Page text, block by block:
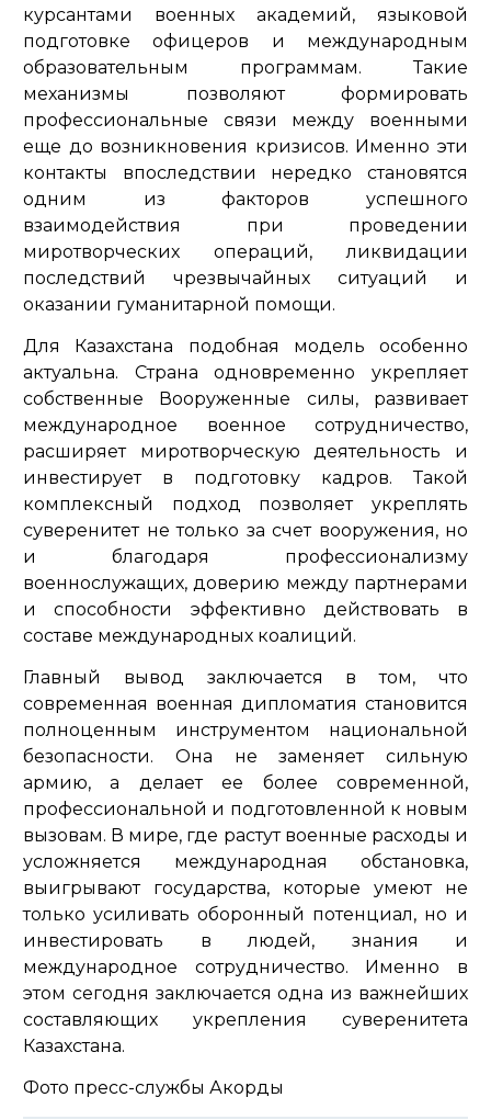
курсантами военных академий, языковой
подготовке офицеров и международным
образовательным программам. Такие
механизмы позволяют формировать
профессиональные связи между военными
еще до возникновения кризисов. Именно эти
контакты впоследствии нередко становятся
одним из факторов успешного
взаимодействия при проведении
миротворческих операций, ликвидации
последствий чрезвычайных ситуаций и
оказании гуманитарной помощи.
Для Казахстана подобная модель особенно
актуальна. Страна одновременно укрепляет
собственные Вооруженные силы, развивает
международное военное сотрудничество,
расширяет миротворческую деятельность и
инвестирует в подготовку кадров. Такой
комплексный подход позволяет укреплять
суверенитет не только за счет вооружения, но
и благодаря профессионализму
военнослужащих, доверию между партнерами
и способности эффективно действовать в
составе международных коалиций.
Главный вывод заключается в том, что
современная военная дипломатия становится
полноценным инструментом национальной
безопасности. Она не заменяет сильную
армию, а делает ее более современной,
профессиональной и подготовленной к новым
вызовам. В мире, где растут военные расходы и
усложняется международная обстановка,
выигрывают государства, которые умеют не
только усиливать оборонный потенциал, но и
инвестировать в людей, знания и
международное сотрудничество. Именно в
этом сегодня заключается одна из важнейших
составляющих укрепления суверенитета
Казахстана.
Фото пресс-службы Акорды